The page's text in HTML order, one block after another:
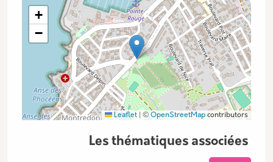
Coordonnées GPS
+
−
Leaflet © OpenStreetMap contributors
Les thématiques associées